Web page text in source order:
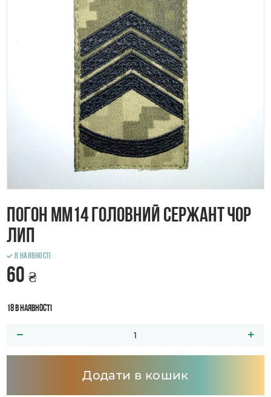
Погон ММ14 Головний сержант чор
лип
В наявності
60 ₴
18 в наявності
Додати в кошик